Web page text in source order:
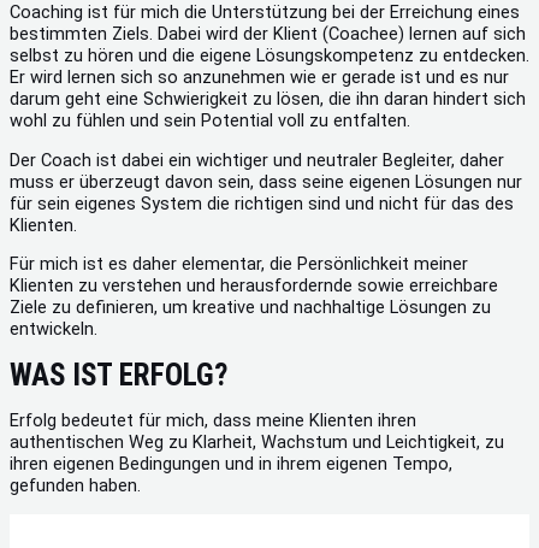
Coaching ist für mich die Unterstützung bei der Erreichung eines
bestimmten Ziels. Dabei wird der Klient (Coachee) lernen auf sich
selbst zu hören und die eigene Lösungskompetenz zu entdecken.
Er wird lernen sich so anzunehmen wie er gerade ist und es nur
darum geht eine Schwierigkeit zu lösen, die ihn daran hindert sich
wohl zu fühlen und sein Potential voll zu entfalten.
Der Coach ist dabei ein wichtiger und neutraler Begleiter, daher
muss er überzeugt davon sein, dass seine eigenen Lösungen nur
für sein eigenes System die richtigen sind und nicht für das des
Klienten.
Für mich ist es daher elementar, die Persönlichkeit meiner
Klienten zu verstehen und herausfordernde sowie erreichbare
Ziele zu definieren, um kreative und nachhaltige Lösungen zu
entwickeln.
WAS IST ERFOLG?
Erfolg bedeutet für mich, dass meine Klienten ihren
authentischen Weg zu Klarheit, Wachstum und Leichtigkeit, zu
ihren eigenen Bedingungen und in ihrem eigenen Tempo,
gefunden haben.